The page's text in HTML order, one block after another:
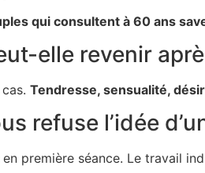
qui consultent à 60 ans
elle revenir
Tendresse, sensualité,
refuse l’idée
première séance. Le travail